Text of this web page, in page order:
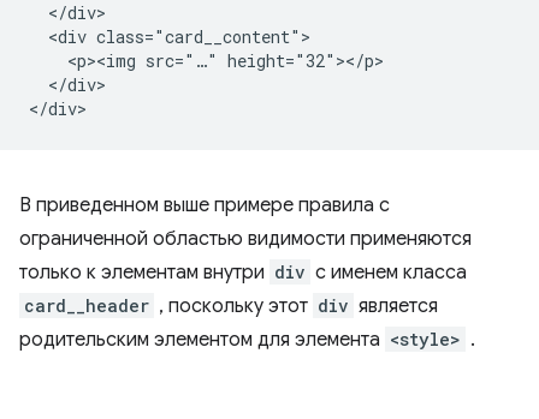
  </div>
  <div class="card__content">
    <p><img src="…" height="32"></p>
  </div>
В приведенном выше примере правила с
ограниченной областью видимости применяются
только к элементам внутри div с именем класса
card__header , поскольку этот div является
родительским элементом для элемента <style> .